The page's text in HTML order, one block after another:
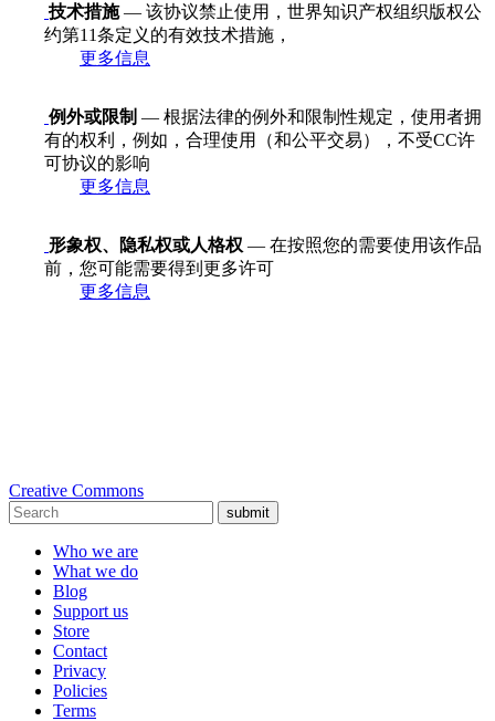
技术措施— 该协议禁止使用，世界知识产权组织版权公
约第11条定义的有效技术措施，
更多信息
例外或限制 — 根据法律的例外和限制性规定，使用者拥
有的权利，例如，合理使用（和公平交易），不受CC许
可协议的影响
更多信息
形象权、隐私权或人格权 — 在按照您的需要使用该作品
前，您可能需要得到更多许可
更多信息
Creative Commons
submit
Who we are
What we do
Blog
Support us
Store
Contact
Privacy
Policies
Terms